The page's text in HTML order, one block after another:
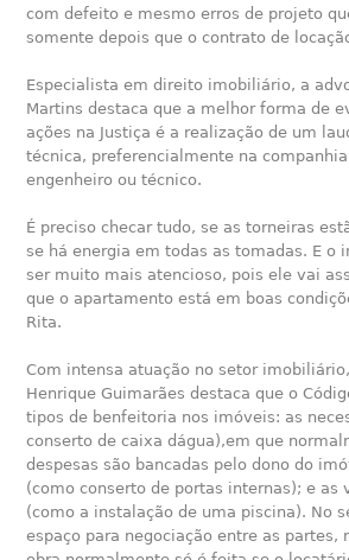
com defeito e mesmo erros de projeto
somente depois que o contrato de
Especialista em direito imobiliário, a
Martins destaca que a melhor forma de
ações na Justiça é a realização de um
técnica, preferencialmente na
engenheiro ou técnico.
É preciso checar tudo, se as torneiras
se há energia em todas as tomadas. E o
ser muito mais atencioso, pois ele vai
que o apartamento está em boas
Rita.
Com intensa atuação no setor
Henrique Guimarães destaca que o
tipos de benfeitoria nos imóveis: as
conserto de caixa dágua),em que
despesas são bancadas pelo dono do
(como conserto de portas internas); e as
(como a instalação de uma piscina). No
espaço para negociação entre as partes,